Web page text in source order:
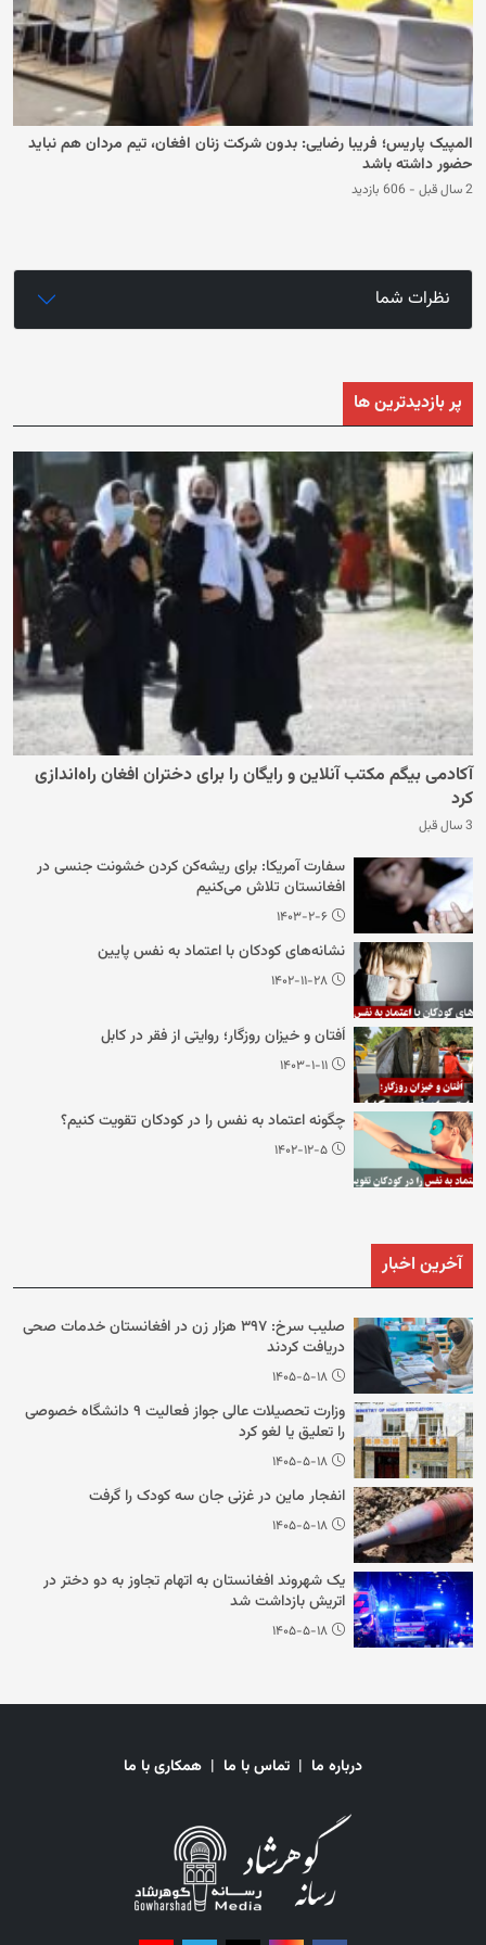
المپیک پاریس؛ فریبا رضایی: بدون شرکت زنان افغان، تیم مردان هم نباید
حضور داشته باشد
2 سال قبل - 606 بازدید
نظرات شما
پر بازدیدترین ها
آکادمی بیگم مکتب آنلاین و رایگان را برای دختران افغان راه‌اندازی
کرد
3 سال قبل
سفارت آمریکا: برای ریشه‌کن کردن خشونت جنسی در
افغانستان تلاش می‌کنیم
۱۴۰۳-۲-۶
نشانه‌های کودکان با اعتماد به نفس پایین
۱۴۰۲-۱۱-۲۸
اُفتان و خیزان روزگار؛ روایتی از فقر در کابل
۱۴۰۳-۱-۱۱
چگونه اعتماد به نفس را در کودکان تقویت کنیم؟
۱۴۰۲-۱۲-۵
آخرین اخبار
صلیب سرخ: ۳۹۷ هزار زن در افغانستان خدمات صحی
دریافت کردند
۱۴۰۵-۵-۱۸
وزارت تحصیلات عالی جواز فعالیت ۹ دانشگاه خصوصی
را تعلیق یا لغو کرد
۱۴۰۵-۵-۱۸
انفجار ماین در غزنی جان سه کودک را گرفت
۱۴۰۵-۵-۱۸
یک شهروند افغانستان به اتهام تجاوز به دو دختر در
اتریش بازداشت شد
۱۴۰۵-۵-۱۸
درباره ما | تماس با ما | همکاری با ما